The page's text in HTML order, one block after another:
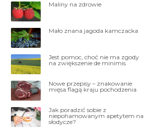
Maliny na zdrowie
Mało znana jagoda kamczacka
Jest pomoc, choć nie ma zgody
na zwiększenie de minimis
Nowe przepisy – znakowanie
mięsa flagą kraju pochodzenia
Jak poradzić sobie z
niepohamowanym apetytem na
słodycze?